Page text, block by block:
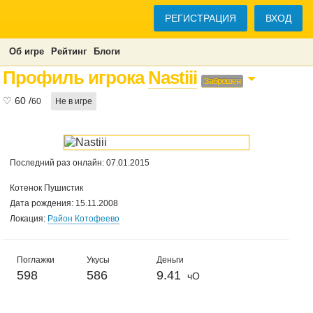
РЕГИСТРАЦИЯ ВХОД
Об игре Рейтинг Блоги
Профиль игрокаNastiii Заброшен
♡60 /60 Не в игре
Последний раз онлайн: 07.01.2015
Котенок Пушистик
Дата рождения: 15.11.2008
Локация: Район Котофеево
Поглажки
598
Укусы
586
Деньги
9.41 чО